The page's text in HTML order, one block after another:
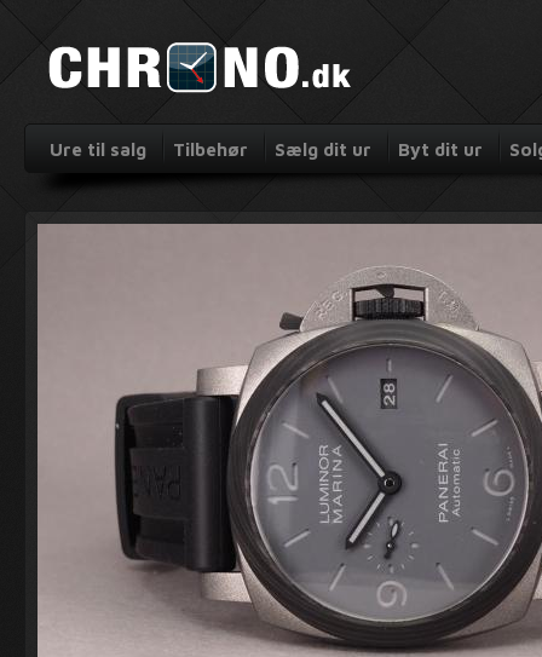
Ure til salg Tilbehør Sælg dit ur Byt dit ur